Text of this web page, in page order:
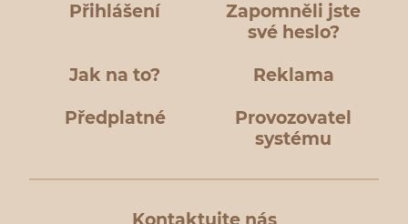
Přihlášení
Zapomněli jste
své heslo?
Jak na to? Reklama
Předplatné
Provozovatel
systému